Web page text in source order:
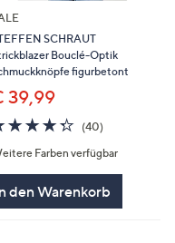
SCHRAUT
Bouclé-Optik
figurbetont
39,99
4.3
von
5
(40)40
Farben verfügbar
den Warenkorb